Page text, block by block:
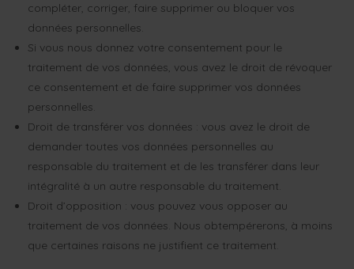
compléter, corriger, faire supprimer ou bloquer vos
données personnelles.
Si vous nous donnez votre consentement pour le
traitement de vos données, vous avez le droit de révoquer
ce consentement et de faire supprimer vos données
personnelles.
Droit de transférer vos données : vous avez le droit de
demander toutes vos données personnelles au
responsable du traitement et de les transférer dans leur
intégralité à un autre responsable du traitement.
Droit d’opposition : vous pouvez vous opposer au
traitement de vos données. Nous obtempérerons, à moins
que certaines raisons ne justifient ce traitement.